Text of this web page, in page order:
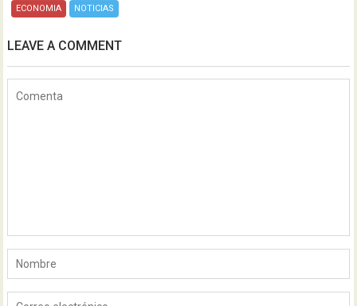
ECONOMIA NOTICIAS
LEAVE A COMMENT